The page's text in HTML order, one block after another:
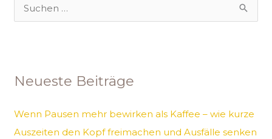
e
n
Neueste Beiträge
Wenn Pausen mehr bewirken als Kaffee – wie kurze
Auszeiten den Kopf freimachen und Ausfälle senken